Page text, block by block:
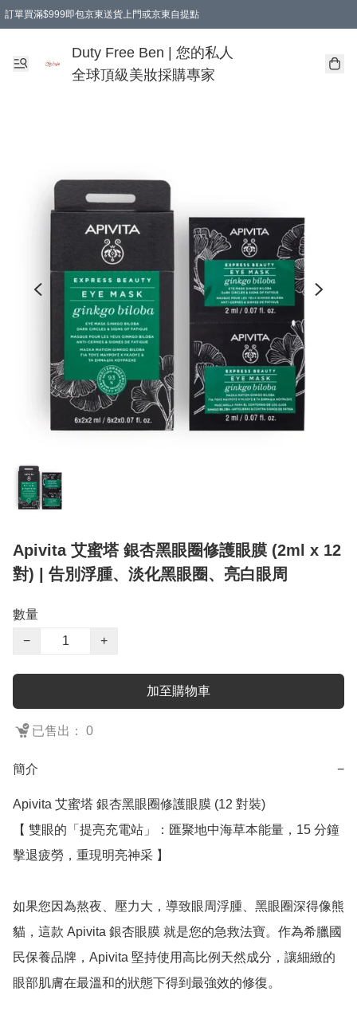
訂單買滿$999即包京東送貨上門或京東自提點
Duty Free Ben | 您的私人
全球頂級美妝採購專家
Apivita 艾蜜塔 銀杏黑眼圈修護眼膜 (2ml x 12
對) | 告別浮腫、淡化黑眼圈、亮白眼周
數量
−
+
加至購物車
已售出： 0
簡介 −
Apivita 艾蜜塔 銀杏黑眼圈修護眼膜 (12 對裝)
【 雙眼的「提亮充電站」：匯聚地中海草本能量，15 分鐘
擊退疲勞，重現明亮神采 】
如果您因為熬夜、壓力大，導致眼周浮腫、黑眼圈深得像熊
貓，這款 Apivita 銀杏眼膜 就是您的急救法寶。作為希臘國
民保養品牌，Apivita 堅持使用高比例天然成分，讓細緻的
眼部肌膚在最溫和的狀態下得到最強效的修復。